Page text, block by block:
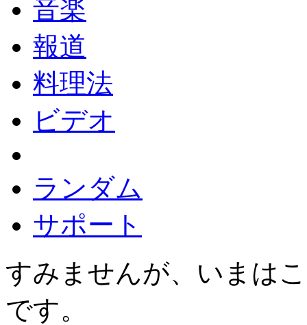
音楽
報道
料理法
ビデオ
ランダム
サポート
すみませんが、いまは
です。